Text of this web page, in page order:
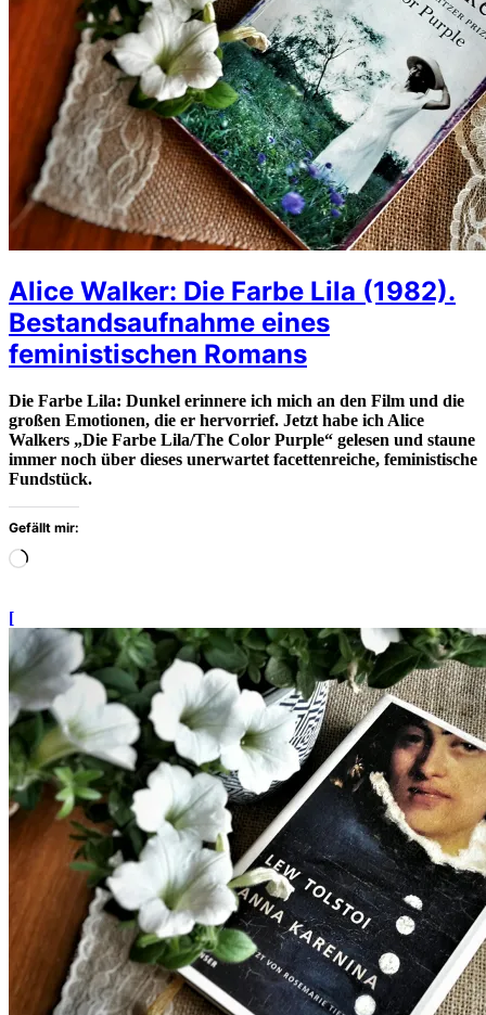
Alice Walker: Die Farbe Lila (1982).
Bestandsaufnahme eines
feministischen Romans
Die Farbe Lila: Dunkel erinnere ich mich an den Film und die
großen Emotionen, die er hervorrief. Jetzt habe ich Alice
Walkers „Die Farbe Lila/The Color Purple“ gelesen und staune
immer noch über dieses unerwartet facettenreiche, feministische
Fundstück.
Gefällt mir:
Wird
[